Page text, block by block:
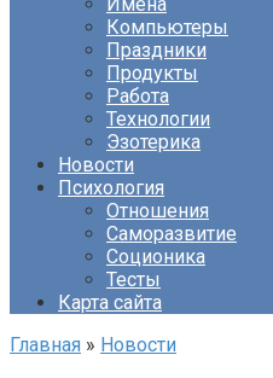
Компьютеры
Праздники
Продукты
Работа
Технологии
Эзотерика
Новости
Психология
Отношения
Саморазвитие
Соционика
Тесты
Карта сайта
Главная » Новости